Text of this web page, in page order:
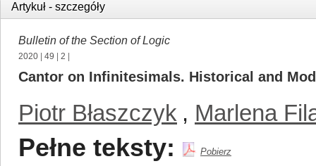
Artykuł - szczegóły
Bulletin of the Section of Logic
2020 49 2
Cantor on Infinitesimals. Historical and
Piotr Błaszczyk , Marlena
Pełne teksty: Pobierz